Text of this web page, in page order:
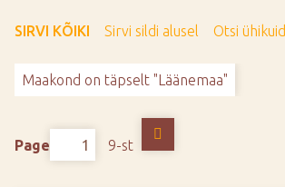
SIRVI KÕIKI Sirvi sildi alusel Otsi ühikuid
Maakond on täpselt "Läänemaa"
Page 9-st